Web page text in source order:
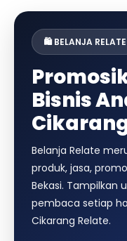
🛍️ BELANJA RELATE
Bisnis
Belanja Relate
produk, jasa,
Bekasi. Tampilkan
pembaca setiap
Cikarang Relate.